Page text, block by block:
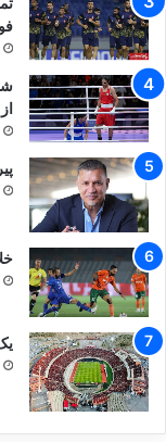
گیگابایت)
(۲۵۶ گیگابایت)
آیفون
ZAA (۲۵۶ گیگابایت)
آیفون
ZAA (۵۱۲ گیگابایت)
آیفون
ZAA (256 گیگابایت)